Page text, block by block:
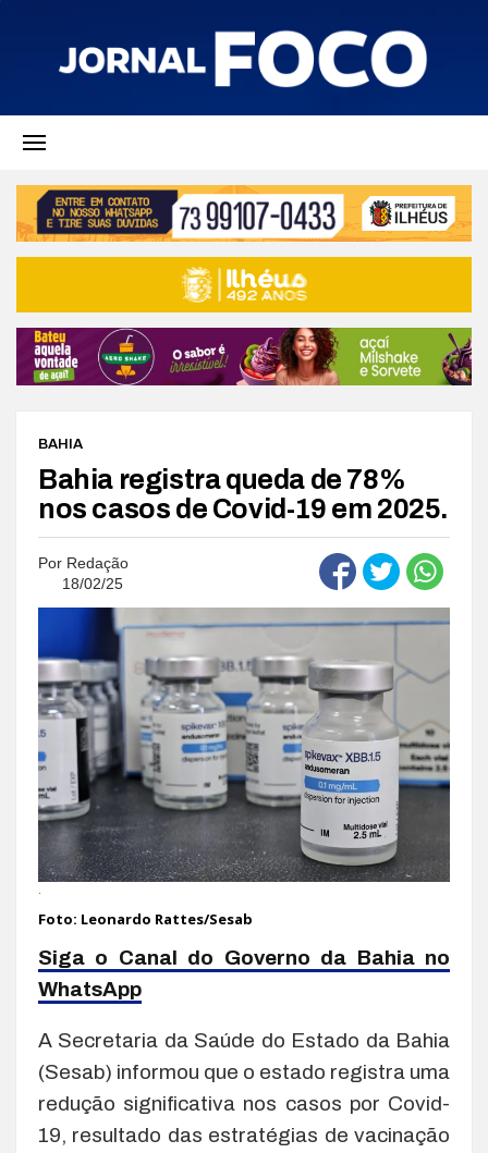
BAHIA
Bahia registra queda de 78%
nos casos de Covid-19 em 2025.
Por Redação
18/02/25
Foto: Leonardo Rattes/Sesab
Siga o Canal do Governo da Bahia no
WhatsApp
A Secretaria da Saúde do Estado da Bahia
(Sesab) informou que o estado registra uma
redução significativa nos casos por Covid-
19, resultado das estratégias de vacinação